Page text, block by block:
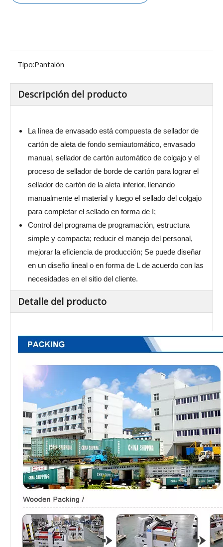
Tipo:Pantalón
Descripción del producto
La línea de envasado está compuesta de sellador de
cartón de aleta de fondo semiautomático, envasado
manual, sellador de cartón automático de colgajo y el
proceso de sellador de borde de cartón para lograr el
sellador de cartón de la aleta inferior, llenando
manualmente el material y luego el sellado del colgajo
para completar el sellado en forma de I;
Control del programa de programación, estructura
simple y compacta; reducir el manejo del personal,
mejorar la eficiencia de producción; Se puede diseñar
en un diseño lineal o en forma de L de acuerdo con las
necesidades en el sitio del cliente.
Detalle del producto